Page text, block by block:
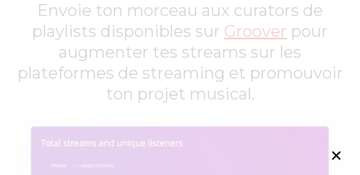
Envoie ton morceau aux curators de
playlists disponibles sur Groover pour
augmenter tes streams sur les
plateformes de streaming et promouvoir
ton projet musical.